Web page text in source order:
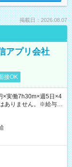
掲載日：2026.08.07
アプリ会社
接OK
実働7h30m×週5日×4
ありません。※給与即